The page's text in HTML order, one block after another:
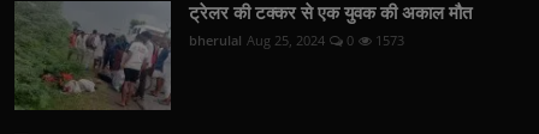
ट्रेलर की टक्कर से एक युवक की अकाल मौत
bherulal Aug 25, 2024 0 1573